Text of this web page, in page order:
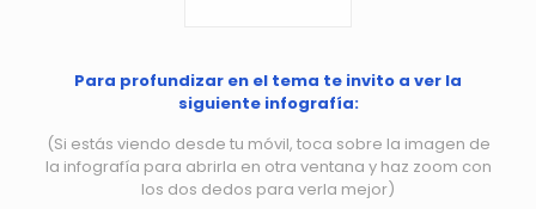
Para profundizar en el tema te invito a ver la
siguiente infografía:
(Si estás viendo desde tu móvil, toca sobre la imagen de
la infografía para abrirla en otra ventana y haz zoom con
los dos dedos para verla mejor)